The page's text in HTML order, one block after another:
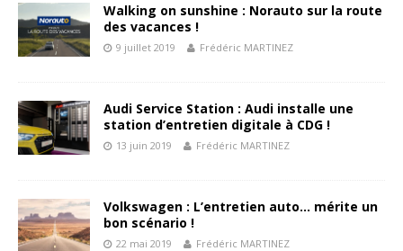
Walking on sunshine : Norauto sur la route
des vacances !
9 juillet 2019 Frédéric MARTINEZ
Audi Service Station : Audi installe une
station d’entretien digitale à CDG !
13 juin 2019 Frédéric MARTINEZ
Volkswagen : L’entretien auto… mérite un
bon scénario !
22 mai 2019 Frédéric MARTINEZ